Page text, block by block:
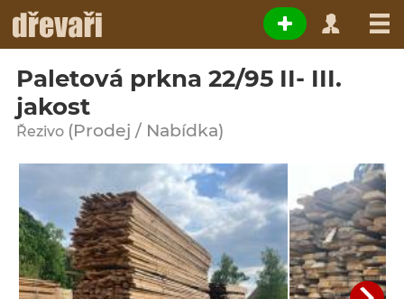
Paletová prkna 22/95 II- III.
jakost
Řezivo (Prodej / Nabídka)